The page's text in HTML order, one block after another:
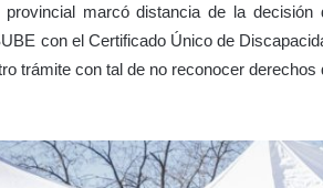
marcó distancia de la
con el Certificado Único de
trámite con tal de no reconocer derechos